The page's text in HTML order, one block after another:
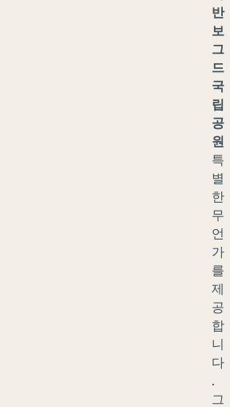
반
보
그
드
국
립
공
원
특
별
한
무
언
가
를
제
공
합
니
다
.
그